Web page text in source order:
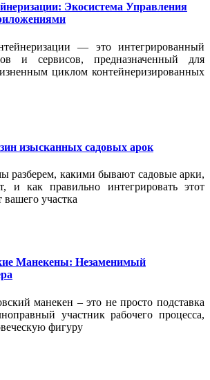
Экосистема Управления
— это интегрированный
и сервисов, предназначенный для
циклом контейнеризированных
изысканных садовых арок
разберем, какими бывают садовые арки,
и как правильно интегрировать этот
участка
Манекены: Незаменимый
манекен – это не просто подставка
участник рабочего процесса,
фигуру